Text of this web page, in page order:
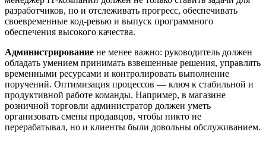
разработчиков, но и отслеживать прогресс, обеспечивать
своевременные код-ревью и выпуск программного
обеспечения высокого качества.
Администрирование не менее важно: руководитель должен
обладать умением принимать взвешенные решения, управлять
временными ресурсами и контролировать выполнение
поручений. Оптимизация процессов — ключ к стабильной и
продуктивной работе команды. Например, в магазине
розничной торговли администратор должен уметь
организовать смены продавцов, чтобы никто не
перерабатывал, но и клиенты были довольны обслуживанием.